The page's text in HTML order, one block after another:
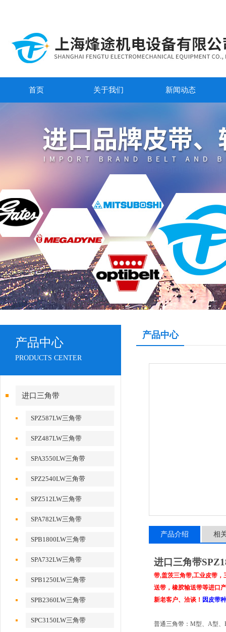
首页 关于我们 新闻动态
产品中心
PRODUCTS CENTER
进口三角带
SPZ587LW三角带
SPZ487LW三角带
SPA3550LW三角带
SPZ2540LW三角带
SPZ512LW三角带
SPA782LW三角带
SPB1800LW三角带
SPA732LW三角带
SPB1250LW三角带
SPB2360LW三角带
SPC3150LW三角带
产品中心
产品介绍 相
进口三角带
带,盖茨三角带,工业皮带
送带，橡胶输送带等进口
新老客户、洽谈！ 因皮带
普通三角带：M型、A型